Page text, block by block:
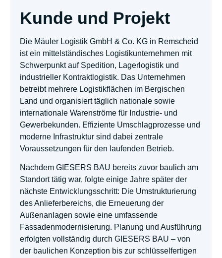
Kunde und Projekt
Die Mäuler Logistik GmbH & Co. KG in Remscheid
ist ein mittelständisches Logistikunternehmen mit
Schwerpunkt auf Spedition, Lagerlogistik und
industrieller Kontraktlogistik. Das Unternehmen
betreibt mehrere Logistikflächen im Bergischen
Land und organisiert täglich nationale sowie
internationale Warenströme für Industrie- und
Gewerbekunden. Effiziente Umschlagprozesse und
moderne Infrastruktur sind dabei zentrale
Voraussetzungen für den laufenden Betrieb.
Nachdem GIESERS BAU bereits zuvor baulich am
Standort tätig war, folgte einige Jahre später der
nächste Entwicklungsschritt: Die Umstrukturierung
des Anlieferbereichs, die Erneuerung der
Außenanlagen sowie eine umfassende
Fassadenmodernisierung. Planung und Ausführung
erfolgten vollständig durch GIESERS BAU – von
der baulichen Konzeption bis zur schlüsselfertigen